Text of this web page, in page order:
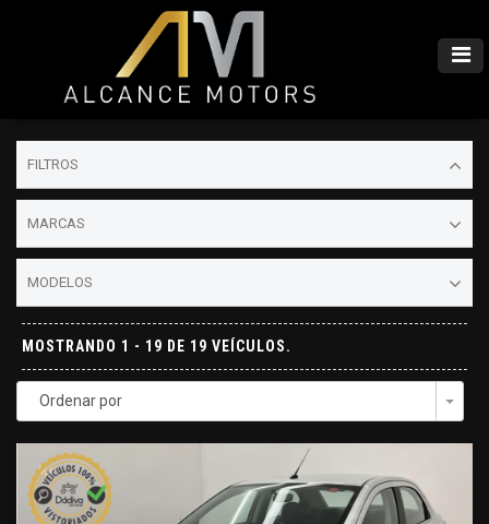
FILTROS
MARCAS
MODELOS
MOSTRANDO 1 - 19 DE 19 VEÍCULOS.
Ordenar por